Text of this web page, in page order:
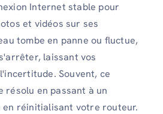
Internet stable pour
et vidéos sur ses
tombe en panne ou fluctue,
laissant vos
Souvent, ce
résolu en passant à un
en réinitialisant votre routeur.